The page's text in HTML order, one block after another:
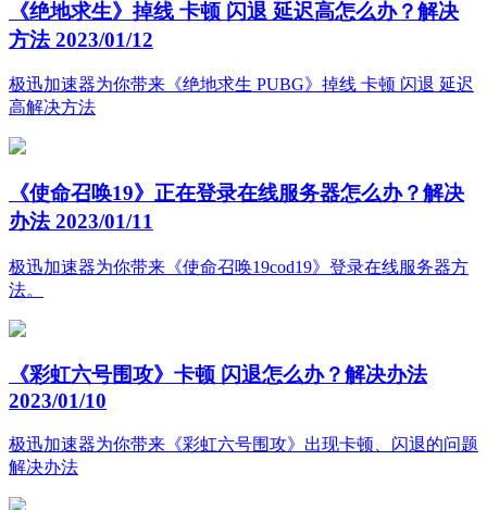
《绝地求生》掉线 卡顿 闪退 延迟高怎么办？解决
方法 2023/01/12
极迅加速器为你带来《绝地求生 PUBG》掉线 卡顿 闪退 延迟
高解决方法
《使命召唤19》正在登录在线服务器怎么办？解决
办法 2023/01/11
极迅加速器为你带来《使命召唤19cod19》登录在线服务器方
法。
《彩虹六号围攻》卡顿 闪退怎么办？解决办法
2023/01/10
极迅加速器为你带来《彩虹六号围攻》出现卡顿、闪退的问题
解决办法